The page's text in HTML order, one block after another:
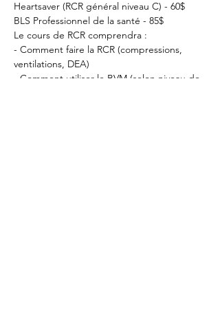
Heartsaver (RCR général niveau C) - 60$
BLS Professionnel de la santé - 85$
Le cours de RCR comprendra :
- Comment faire la RCR (compressions,
ventilations, DEA)
- Comment utiliser le BVM (selon niveau de